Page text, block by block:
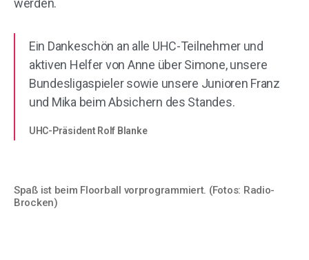
werden.
Ein Dankeschön an alle UHC-Teilnehmer und
aktiven Helfer von Anne über Simone, unsere
Bundesligaspieler sowie unsere Junioren Franz
und Mika beim Absichern des Standes.
UHC-Präsident Rolf Blanke
Spaß ist beim Floorball vorprogrammiert. (Fotos: Radio-
Brocken)